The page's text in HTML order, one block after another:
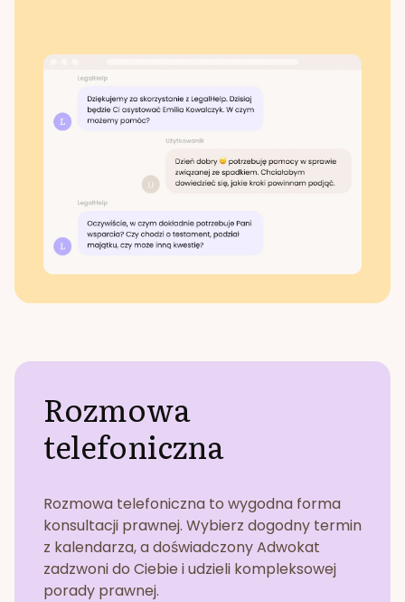
Rozmowa
telefoniczna
Rozmowa telefoniczna to wygodna forma
konsultacji prawnej. Wybierz dogodny termin
z kalendarza, a doświadczony Adwokat
zadzwoni do Ciebie i udzieli kompleksowej
porady prawnej.